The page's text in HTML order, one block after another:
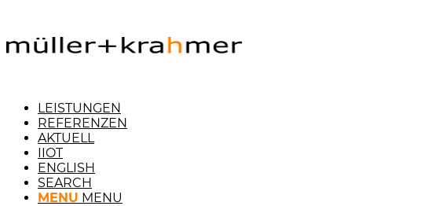
LEISTUNGEN
REFERENZEN
AKTUELL
IIOT
ENGLISH
SEARCH
MENU MENU